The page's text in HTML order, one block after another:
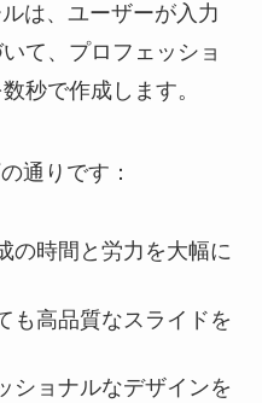
は、ユーザーが入力
て、プロフェッショ
秒で作成します。
通りです：
の時間と労力を大幅に
も高品質なスライドを
ショナルなデザインを